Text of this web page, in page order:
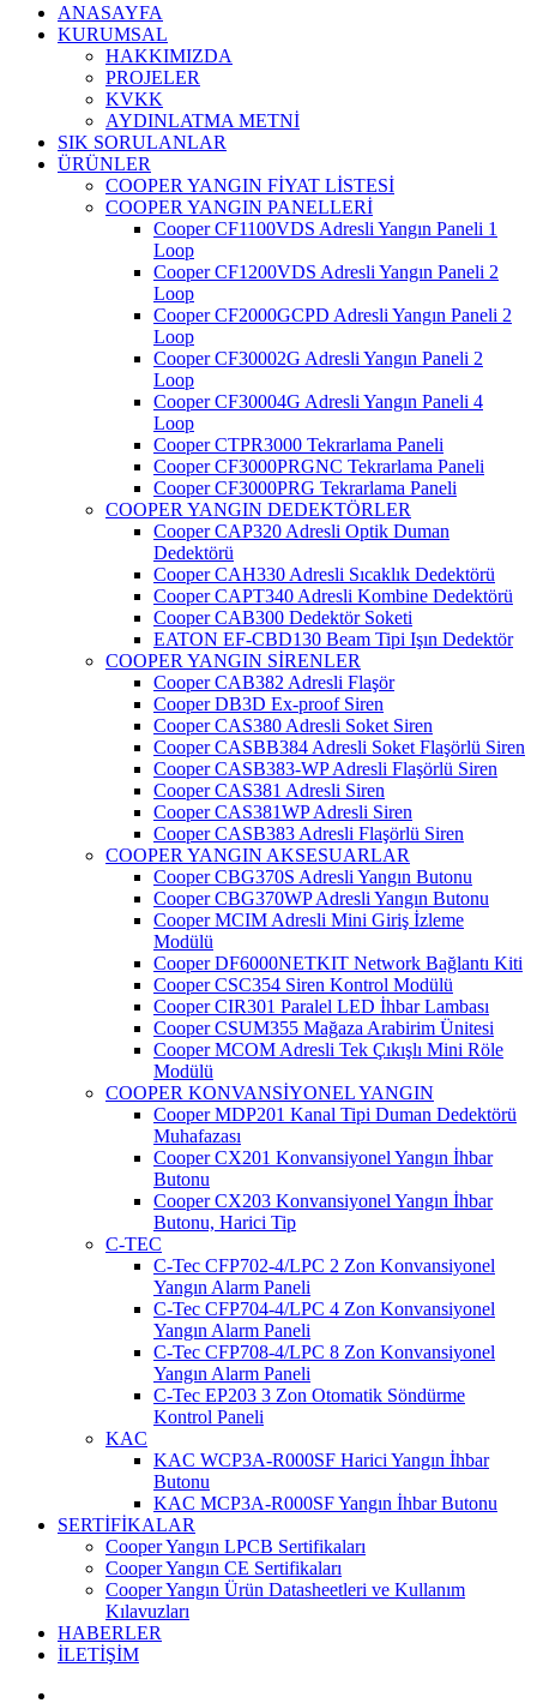
ANASAYFA
KURUMSAL
HAKKIMIZDA
PROJELER
KVKK
AYDINLATMA METNİ
SIK SORULANLAR
ÜRÜNLER
COOPER YANGIN FİYAT LİSTESİ
COOPER YANGIN PANELLERİ
Cooper CF1100VDS Adresli Yangın Paneli 1
Loop
Cooper CF1200VDS Adresli Yangın Paneli 2
Loop
Cooper CF2000GCPD Adresli Yangın Paneli 2
Loop
Cooper CF30002G Adresli Yangın Paneli 2
Loop
Cooper CF30004G Adresli Yangın Paneli 4
Loop
Cooper CTPR3000 Tekrarlama Paneli
Cooper CF3000PRGNC Tekrarlama Paneli
Cooper CF3000PRG Tekrarlama Paneli
COOPER YANGIN DEDEKTÖRLER
Cooper CAP320 Adresli Optik Duman
Dedektörü
Cooper CAH330 Adresli Sıcaklık Dedektörü
Cooper CAPT340 Adresli Kombine Dedektörü
Cooper CAB300 Dedektör Soketi
EATON EF-CBD130 Beam Tipi Işın Dedektör
COOPER YANGIN SİRENLER
Cooper CAB382 Adresli Flaşör
Cooper DB3D Ex-proof Siren
Cooper CAS380 Adresli Soket Siren
Cooper CASBB384 Adresli Soket Flaşörlü Siren
Cooper CASB383-WP Adresli Flaşörlü Siren
Cooper CAS381 Adresli Siren
Cooper CAS381WP Adresli Siren
Cooper CASB383 Adresli Flaşörlü Siren
COOPER YANGIN AKSESUARLAR
Cooper CBG370S Adresli Yangın Butonu
Cooper CBG370WP Adresli Yangın Butonu
Cooper MCIM Adresli Mini Giriş İzleme
Modülü
Cooper DF6000NETKIT Network Bağlantı Kiti
Cooper CSC354 Siren Kontrol Modülü
Cooper CIR301 Paralel LED İhbar Lambası
Cooper CSUM355 Mağaza Arabirim Ünitesi
Cooper MCOM Adresli Tek Çıkışlı Mini Röle
Modülü
COOPER KONVANSİYONEL YANGIN
Cooper MDP201 Kanal Tipi Duman Dedektörü
Muhafazası
Cooper CX201 Konvansiyonel Yangın İhbar
Butonu
Cooper CX203 Konvansiyonel Yangın İhbar
Butonu, Harici Tip
C-TEC
C-Tec CFP702-4/LPC 2 Zon Konvansiyonel
Yangın Alarm Paneli
C-Tec CFP704-4/LPC 4 Zon Konvansiyonel
Yangın Alarm Paneli
C-Tec CFP708-4/LPC 8 Zon Konvansiyonel
Yangın Alarm Paneli
C-Tec EP203 3 Zon Otomatik Söndürme
Kontrol Paneli
KAC
KAC WCP3A-R000SF Harici Yangın İhbar
Butonu
KAC MCP3A-R000SF Yangın İhbar Butonu
SERTİFİKALAR
Cooper Yangın LPCB Sertifikaları
Cooper Yangın CE Sertifikaları
Cooper Yangın Ürün Datasheetleri ve Kullanım
Kılavuzları
HABERLER
İLETİŞİM